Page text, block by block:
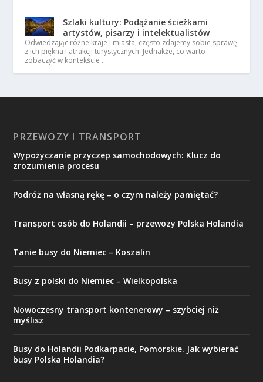
Szlaki kultury: Podążanie ścieżkami
artystów, pisarzy i intelektualistów
Odwiedzając różne kraje i miasta, często zdajemy sobie sprawę
z ich piękna i atrakcji turystycznych. Jednakże, co warto
zobaczyć w kontekście …
PRZEWOZY I TRANSPORT
Wypożyczanie przyczep samochodowych: Klucz do
zrozumienia procesu
Podróż na własną rękę – o czym należy pamiętać?
Transport osób do Holandii – przewozy Polska Holandia
Tanie busy do Niemiec – Koszalin
Busy z polski do Niemiec – Wielkopolska
​Nowoczesny transport kontenerowy – szybciej niż
myślisz
Busy do Holandii Podkarpacie, Pomorskie. Jak wybierać
busy Polska Holandia?